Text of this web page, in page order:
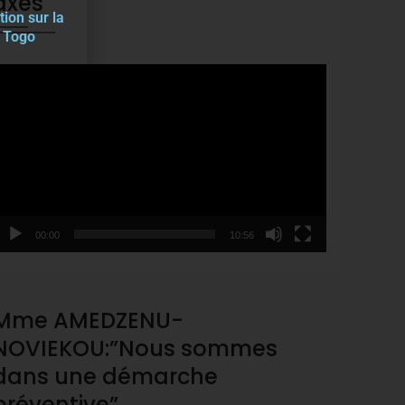
00:00 10:56
AMEDZENU-
sommes
une démarche
sur la